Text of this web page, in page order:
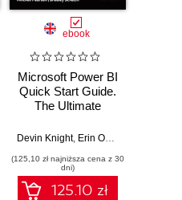
ebook
Microsoft Power BI
Quick Start Guide.
The Ultimate
to Power BI, Data
Tools, and
Microsoft Fabric -
Fourth Edition
Devin Knight, Erin Ostrowsky
(125,10 zł najniższa cena z 30
dni)
125.10 zł